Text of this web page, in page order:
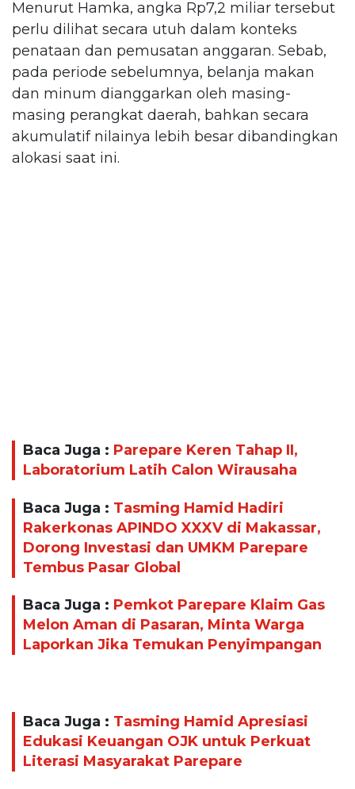
Menurut Hamka, angka Rp7,2 miliar tersebut
perlu dilihat secara utuh dalam konteks
penataan dan pemusatan anggaran. Sebab,
pada periode sebelumnya, belanja makan
dan minum dianggarkan oleh masing-
masing perangkat daerah, bahkan secara
akumulatif nilainya lebih besar dibandingkan
alokasi saat ini.
Baca Juga : Parepare Keren Tahap II,
Laboratorium Latih Calon Wirausaha
Baca Juga : Tasming Hamid Hadiri
Rakerkonas APINDO XXXV di Makassar,
Dorong Investasi dan UMKM Parepare
Tembus Pasar Global
Baca Juga : Pemkot Parepare Klaim Gas
Melon Aman di Pasaran, Minta Warga
Laporkan Jika Temukan Penyimpangan
Baca Juga : Tasming Hamid Apresiasi
Edukasi Keuangan OJK untuk Perkuat
Literasi Masyarakat Parepare